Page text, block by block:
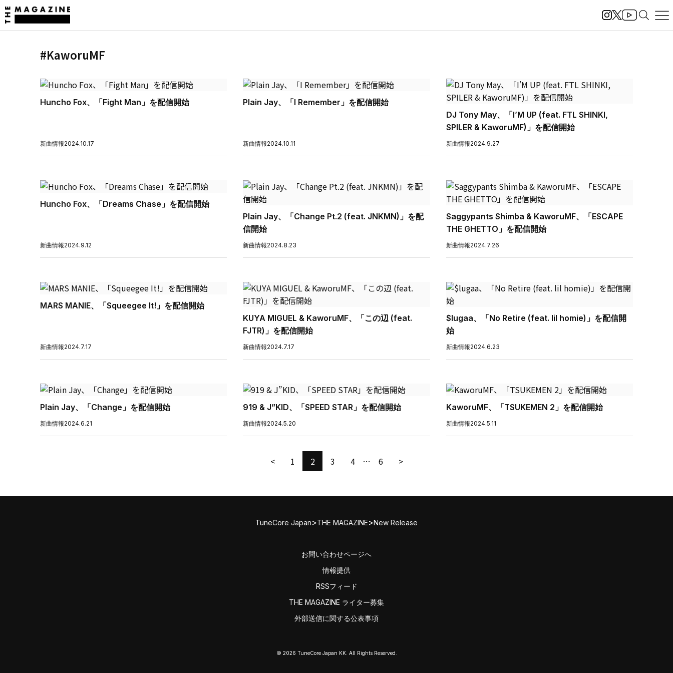
#KaworuMF
Huncho Fox、「Fight Man」を配信開始
新曲情報2024.10.17
Plain Jay、「I Remember」を配信開始
新曲情報2024.10.11
DJ Tony May、「I’M UP (feat. FTL SHINKI,
SPILER & KaworuMF)」を配信開始
新曲情報2024.9.27
Huncho Fox、「Dreams Chase」を配信開始
新曲情報2024.9.12
Plain Jay、「Change Pt.2 (feat. JNKMN)」を配
信開始
新曲情報2024.8.23
Saggypants Shimba & KaworuMF、「ESCAPE
THE GHETTO」を配信開始
新曲情報2024.7.26
MARS MANIE、「Squeegee It!」を配信開始
新曲情報2024.7.17
KUYA MIGUEL & KaworuMF、「この辺 (feat.
FJTR)」を配信開始
新曲情報2024.7.17
$lugaa、「No Retire (feat. lil homie)」を配信開
始
新曲情報2024.6.23
Plain Jay、「Change」を配信開始
新曲情報2024.6.21
919 & J”KID、「SPEED STAR」を配信開始
新曲情報2024.5.20
KaworuMF、「TSUKEMEN 2」を配信開始
新曲情報2024.5.11
< 1 2 3 4 … 6 >
TuneCore Japan>THE MAGAZINE>New Release
お問い合わせページへ
情報提供
RSSフィード
THE MAGAZINE ライター募集
外部送信に関する公表事項
© 2026 TuneCore Japan KK. All Rights Reserved.